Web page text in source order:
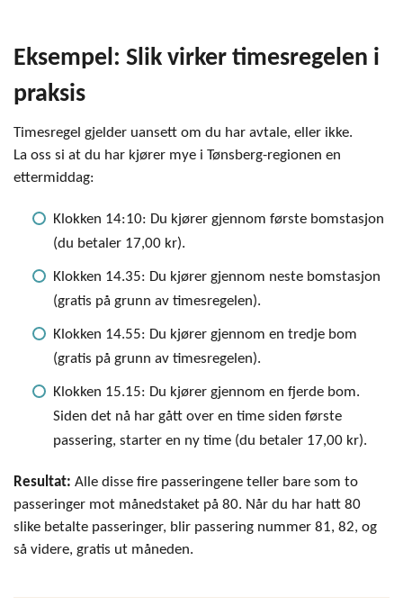
Eksempel: Slik virker timesregelen i
praksis
Timesregel gjelder uansett om du har avtale, eller ikke.
La oss si at du har kjører mye i Tønsberg-regionen en
ettermiddag:
Klokken 14:10: Du kjører gjennom første bomstasjon
(du betaler 17,00 kr).
Klokken 14.35: Du kjører gjennom neste bomstasjon
(gratis på grunn av timesregelen).
Klokken 14.55: Du kjører gjennom en tredje bom
(gratis på grunn av timesregelen).
Klokken 15.15: Du kjører gjennom en fjerde bom.
Siden det nå har gått over en time siden første
passering, starter en ny time (du betaler 17,00 kr).
Resultat: Alle disse fire passeringene teller bare som to
passeringer mot månedstaket på 80. Når du har hatt 80
slike betalte passeringer, blir passering nummer 81, 82, og
så videre, gratis ut måneden.